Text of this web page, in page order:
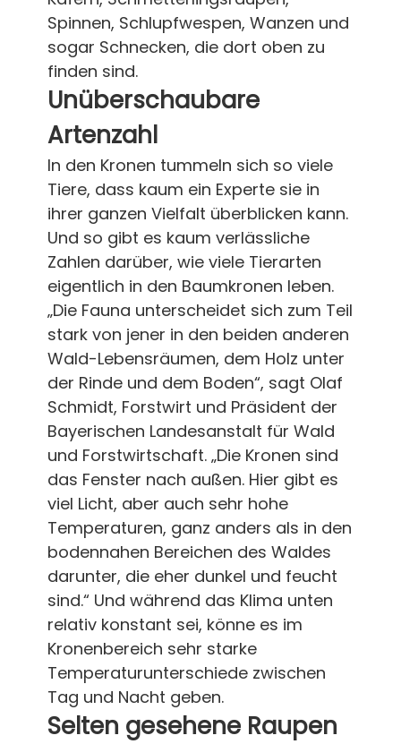
Spinnen, Schlupfwespen, Wanzen und
sogar Schnecken, die dort oben zu
finden sind.
Unüberschaubare
Artenzahl
In den Kronen tummeln sich so viele
Tiere, dass kaum ein Experte sie in
ihrer ganzen Vielfalt überblicken kann.
Und so gibt es kaum verlässliche
Zahlen darüber, wie viele Tierarten
eigentlich in den Baumkronen leben.
„Die Fauna unterscheidet sich zum Teil
stark von jener in den beiden anderen
Wald-Lebensräumen, dem Holz unter
der Rinde und dem Boden“, sagt Olaf
Schmidt, Forstwirt und Präsident der
Bayerischen Landesanstalt für Wald
und Forstwirtschaft. „Die Kronen sind
das Fenster nach außen. Hier gibt es
viel Licht, aber auch sehr hohe
Temperaturen, ganz anders als in den
bodennahen Bereichen des Waldes
darunter, die eher dunkel und feucht
sind.“ Und während das Klima unten
relativ konstant sei, könne es im
Kronenbereich sehr starke
Temperaturunterschiede zwischen
Tag und Nacht geben.
Selten gesehene Raupen